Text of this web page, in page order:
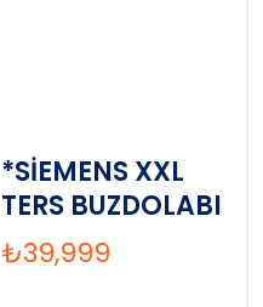
*SİEMENS XXL
TERS BUZDOLABI
₺39,999